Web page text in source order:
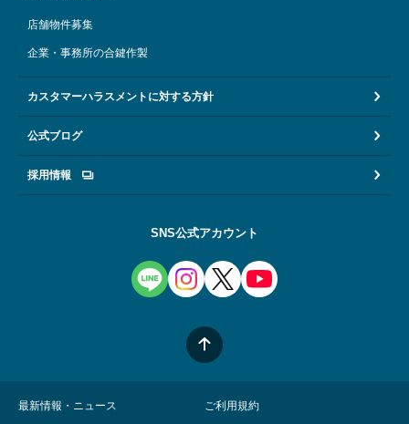
店舗物件募集
企業・事務所の合鍵作製
カスタマーハラスメントに対する方針
公式ブログ
採用情報
SNS公式アカウント
最新情報・ニュース ご利用規約